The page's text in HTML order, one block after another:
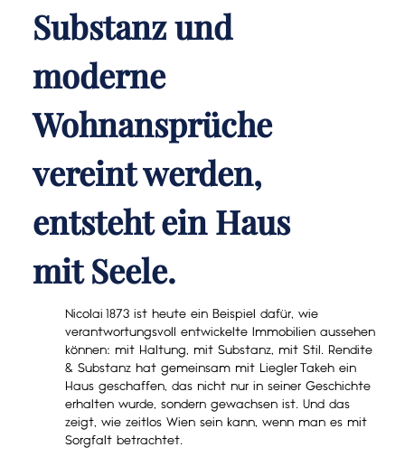
Substanz und
moderne
Wohnansprüche
vereint werden,
entsteht ein Haus
mit Seele.
Nicolai 1873 ist heute ein Beispiel dafür, wie
verantwortungsvoll entwickelte Immobilien aussehen
können: mit Haltung, mit Substanz, mit Stil. Rendite
& Substanz hat gemeinsam mit Liegler Takeh ein
Haus geschaffen, das nicht nur in seiner Geschichte
erhalten wurde, sondern gewachsen ist. Und das
zeigt, wie zeitlos Wien sein kann, wenn man es mit
Sorgfalt betrachtet.